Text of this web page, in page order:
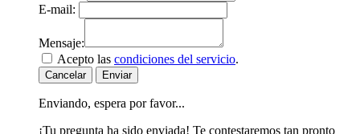
E-mail:
Mensaje:
Acepto las condiciones del servicio.
Cancelar Enviar
Enviando, espera por favor...
¡Tu pregunta ha sido enviada! Te contestaremos tan pronto